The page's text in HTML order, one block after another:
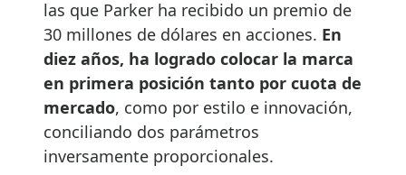
las que Parker ha recibido un premio de
30 millones de dólares en acciones. En
diez años, ha logrado colocar la marca
en primera posición tanto por cuota de
mercado, como por estilo e innovación,
conciliando dos parámetros
inversamente proporcionales.